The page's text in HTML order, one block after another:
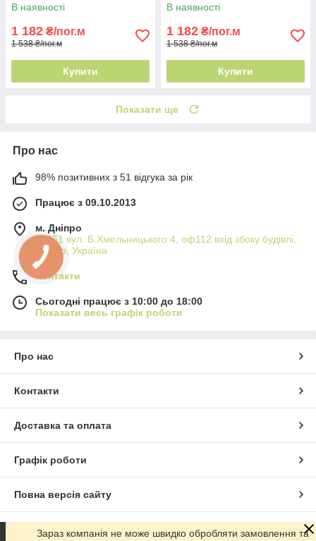
В наявності
1 182 ₴/пог.м
1 538 ₴/пог.м
Купити
В наявності
1 182 ₴/пог.м
1 538 ₴/пог.м
Купити
Показати ще
Про нас
98% позитивних з 51 відгука за рік
Працює з 09.10.2013
м. Дніпро
49051 вул. Б.Хмельницького 4, оф112 вхід збоку будівлі,
Дніпро, Україна
Контакти
Сьогодні працює з 10:00 до 18:00
Показати весь графік роботи
Про нас
Контакти
Доставка та оплата
Графік роботи
Повна версія сайту
Сайт створено на маркетплейсі Prom.ua
Зараз компанія не може швидко обробляти замовлення та